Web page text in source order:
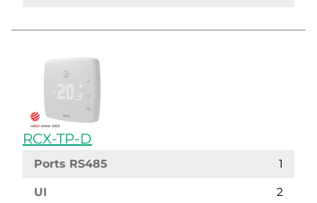
RCX-TP-D
Ports RS485 1
UI 2